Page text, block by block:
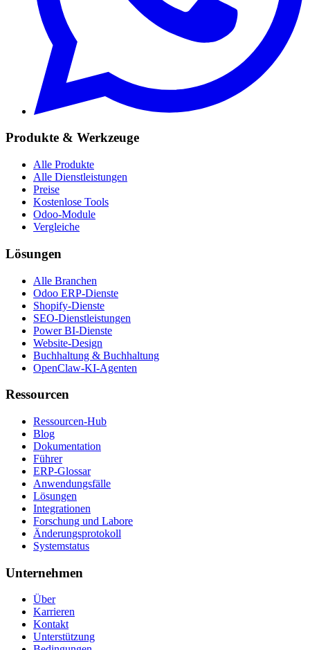
Produkte & Werkzeuge
Alle Produkte
Alle Dienstleistungen
Preise
Kostenlose Tools
Odoo-Module
Vergleiche
Lösungen
Alle Branchen
Odoo ERP-Dienste
Shopify-Dienste
SEO-Dienstleistungen
Power BI-Dienste
Website-Design
Buchhaltung & Buchhaltung
OpenClaw-KI-Agenten
Ressourcen
Ressourcen-Hub
Blog
Dokumentation
Führer
ERP-Glossar
Anwendungsfälle
Lösungen
Integrationen
Forschung und Labore
Änderungsprotokoll
Systemstatus
Unternehmen
Über
Karrieren
Kontakt
Unterstützung